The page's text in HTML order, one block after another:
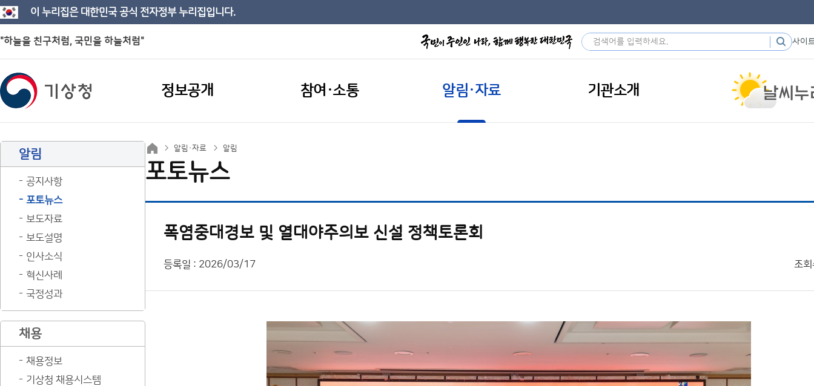
이 누리집은 대한민국 공식 전자정부 누리집입니다.
"하늘을 친구처럼, 국민을 하늘처럼" 사이
정보공개 참여·소통 알림·자료 기관소개
알림
공지사항
포토뉴스
보도자료
보도설명
인사소식
혁신사례
국정성과
채용
채용정보
기상청 채용시스템
알림·자료 알림
포토뉴스
폭염중대경보 및 열대야주의보 신설 정책토론회
등록일 : 2026/03/17 조회